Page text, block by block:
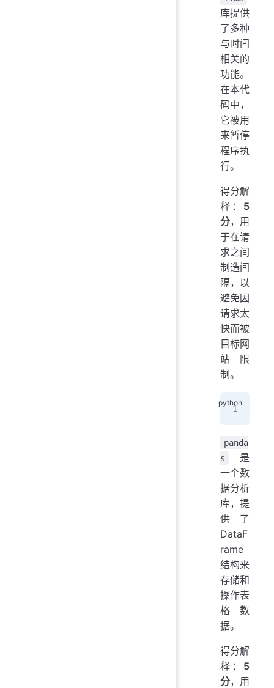
库提供
了多种
与时间
相关的
功能。
在本代
码中，
它被用
来暂停
程序执
行。
得分解
释： 5
分，用
于在请
求之间
制造间
隔，以
避免因
请求太
快而被
目标网
站限
制。
panda
s
是
一个数
据分析
库，提
供了
DataF
rame
结构来
存储和
操作表
格数
据。
得分解
释： 5
分，用